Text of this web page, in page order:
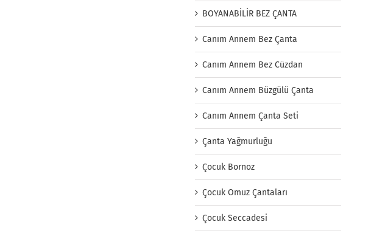
BOYANABİLİR BEZ ÇANTA
Canım Annem Bez Çanta
Canım Annem Bez Cüzdan
Canım Annem Büzgülü Çanta
Canım Annem Çanta Seti
Çanta Yağmurluğu
Çocuk Bornoz
Çocuk Omuz Çantaları
Çocuk Seccadesi